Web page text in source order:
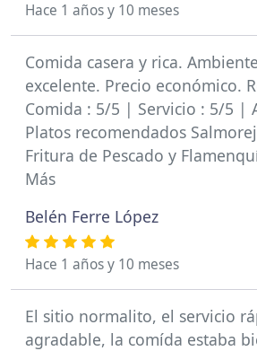
Hace 1 años y 10 meses
Comida casera y rica.
excelente. Precio económico.
Comida : 5/5 | Servicio : 5/5 |
Platos recomendados
Fritura de Pescado y
Más
Belén Ferre López
Hace 1 años y 10 meses
El sitio normalito, el servicio
agradable, la comída estaba